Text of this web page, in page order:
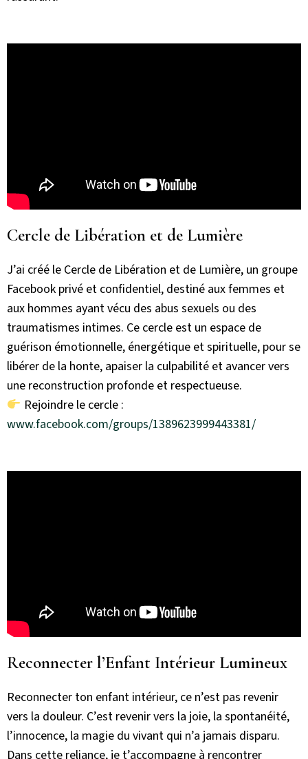
Cercle de Libération et de Lumière
J’ai créé le Cercle de Libération et de Lumière, un groupe
Facebook privé et confidentiel, destiné aux femmes et
aux hommes ayant vécu des abus sexuels ou des
traumatismes intimes. Ce cercle est un espace de
guérison émotionnelle, énergétique et spirituelle, pour se
libérer de la honte, apaiser la culpabilité et avancer vers
une reconstruction profonde et respectueuse.
Rejoindre le cercle :
www.facebook.com/groups/1389623999443381/
Reconnecter l’Enfant Intérieur Lumineux
Reconnecter ton enfant intérieur, ce n’est pas revenir
vers la douleur. C’est revenir vers la joie, la spontanéité,
l’innocence, la magie du vivant qui n’a jamais disparu.
Dans cette reliance, je t’accompagne à rencontrer